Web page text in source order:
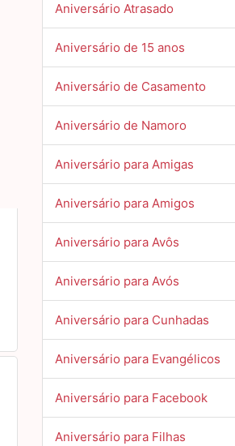
Aniversário Atrasado
Aniversário de 15 anos
Aniversário de Casamento
Aniversário de Namoro
Aniversário para Amigas
Aniversário para Amigos
Aniversário para Avôs
Aniversário para Avós
Aniversário para Cunhadas
Aniversário para Evangélicos
Aniversário para Facebook
Aniversário para Filhas